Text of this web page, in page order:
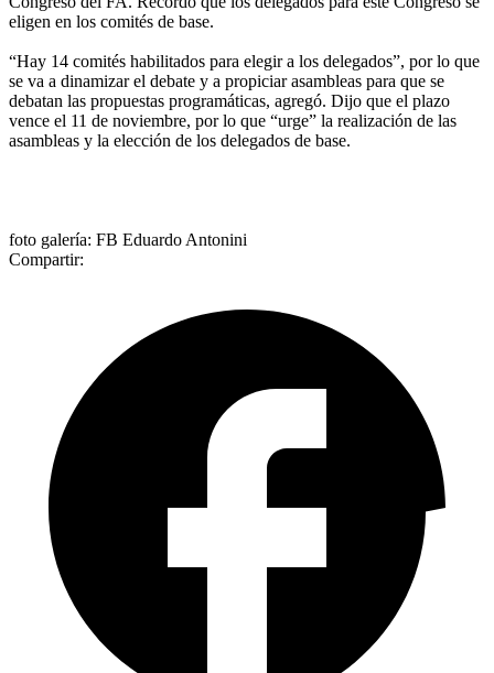
eligen en los comités de base.
“Hay 14 comités habilitados para elegir a los delegados”, por lo que
se va a dinamizar el debate y a propiciar asambleas para que se
debatan las propuestas programáticas, agregó. Dijo que el plazo
vence el 11 de noviembre, por lo que “urge” la realización de las
asambleas y la elección de los delegados de base.
foto galería: FB Eduardo Antonini
Compartir: